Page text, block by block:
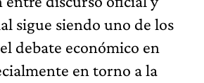
sigue siendo uno de los
debate económico en
en torno a la